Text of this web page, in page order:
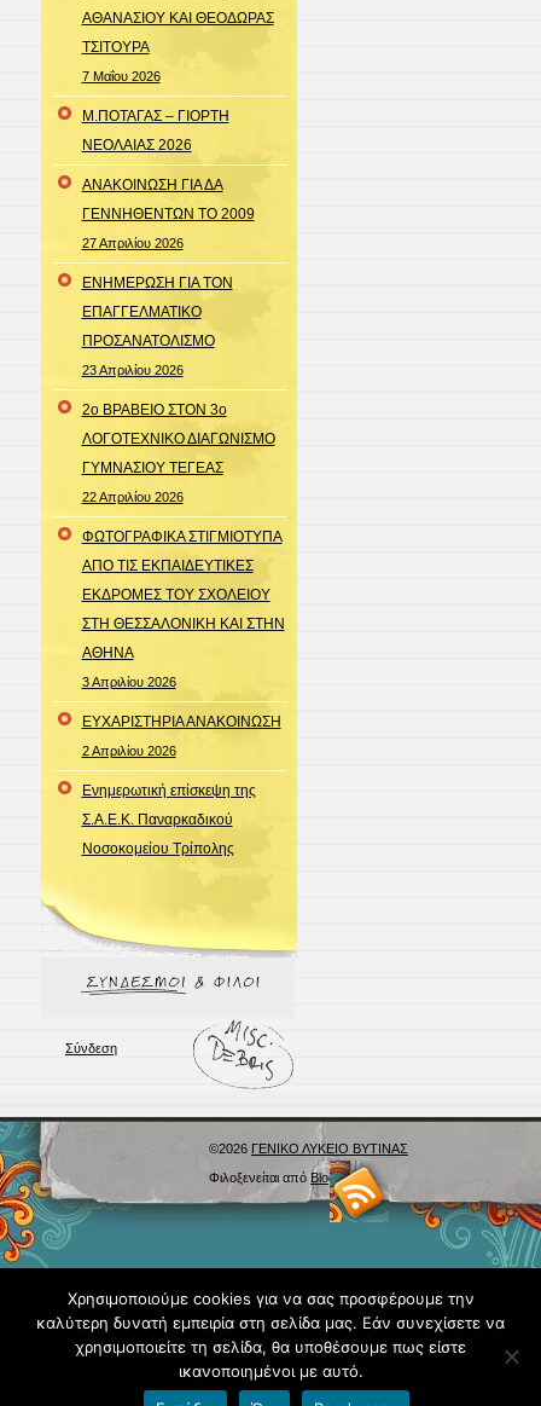
ΑΘΑΝΑΣΙΟΥ ΚΑΙ ΘΕΟΔΩΡΑΣ
ΤΣΙΤΟΥΡΑ
7 Μαΐου 2026
Μ.ΠΟΤΑΓΑΣ – ΓΙΟΡΤΗ
ΝΕΟΛΑΙΑΣ 2026
ΑΝΑΚΟΙΝΩΣΗ ΓΙΑ ΔΑ
ΓΕΝΝΗΘΕΝΤΩΝ ΤΟ 2009
27 Απριλίου 2026
ΕΝΗΜΕΡΩΣΗ ΓΙΑ ΤΟΝ
ΕΠΑΓΓΕΛΜΑΤΙΚΟ
ΠΡΟΣΑΝΑΤΟΛΙΣΜΟ
23 Απριλίου 2026
2o ΒΡΑΒΕΙΟ ΣΤΟΝ 3ο
ΛΟΓΟΤΕΧΝΙΚΟ ΔΙΑΓΩΝΙΣΜΟ
ΓΥΜΝΑΣΙΟΥ ΤΕΓΕΑΣ
22 Απριλίου 2026
ΦΩΤΟΓΡΑΦΙΚΑ ΣΤΙΓΜΙΟΤΥΠΑ
ΑΠΟ ΤΙΣ ΕΚΠΑΙΔΕΥΤΙΚΕΣ
ΕΚΔΡΟΜΕΣ ΤΟΥ ΣΧΟΛΕΙΟΥ
ΣΤΗ ΘΕΣΣΑΛΟΝΙΚΗ ΚΑΙ ΣΤΗΝ
ΑΘΗΝΑ
3 Απριλίου 2026
ΕΥΧΑΡΙΣΤΗΡΙΑ ΑΝΑΚΟΙΝΩΣΗ
2 Απριλίου 2026
Ενημερωτική επίσκεψη της
Σ.Α.Ε.Κ. Παναρκαδικού
Νοσοκομείου Τρίπολης
Σύνδεση
©2026 ΓΕΝΙΚΟ ΛΥΚΕΙΟ ΒΥΤΙΝΑΣ
Φιλοξενείται απόBlogs.sch.gr
Χρησιμοποιούμε cookies για να σας προσφέρουμε την
καλύτερη δυνατή εμπειρία στη σελίδα μας. Εάν συνεχίσετε να
χρησιμοποιείτε τη σελίδα, θα υποθέσουμε πως είστε
ικανοποιημένοι με αυτό.